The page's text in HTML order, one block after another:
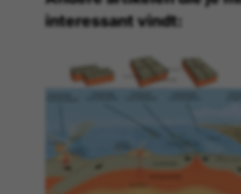
interessant vindt: